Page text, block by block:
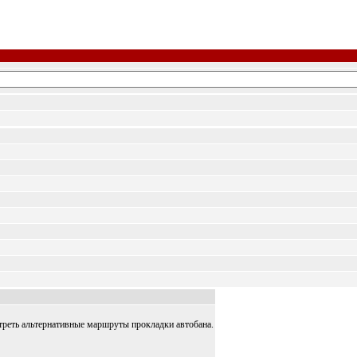
альтернативные маршруты прокладки автобана.